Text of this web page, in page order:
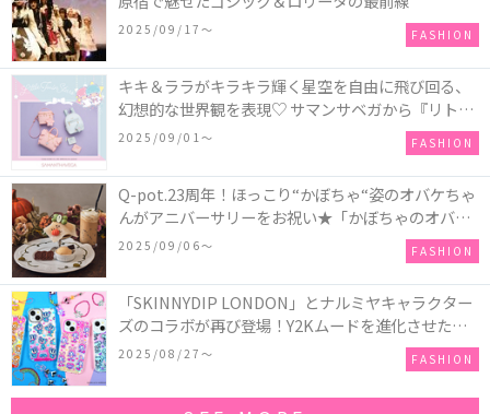
2025/09/17〜 FASHION
キキ＆ララがキラキラ輝く星空を自由に飛び回る、
幻想的な世界観を表現♡ サマンサベガから『リトル
ツインスターズ』50周年アニバーサリーイヤー』を
2025/09/01〜 FASHION
Q-pot.23周年！ほっこり“かぼちゃ“姿のオバケちゃ
んがアニバーサリーをお祝い★「かぼちゃのオバケ
ーキアクセサリー」が新発売！Q-pot CAFE.では
「かぼちゃのオバケーキプレート」も登場
2025/09/06〜 FASHION
「SKINNYDIP LONDON」とナルミヤキャラクター
ズのコラボが再び登場！Y2Kムードを進化させた新
作コレクションを発売♪
2025/08/27〜 FASHION